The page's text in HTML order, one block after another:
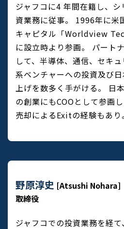
ジャフコに4 年間在籍し、
資業務に従事。
1996年に米
キャピタル「Worldview
に設立時より参画。
パート
して、半導体、通信、セキ
系ベンチャーへの投資及び
上げを数多く手がける。
日
の創業にもCOOとして参画
売却によるExitの経験もあり。
野原淳史 [Atsushi Nohara]
取締役
ジャフコでの投資業務を経